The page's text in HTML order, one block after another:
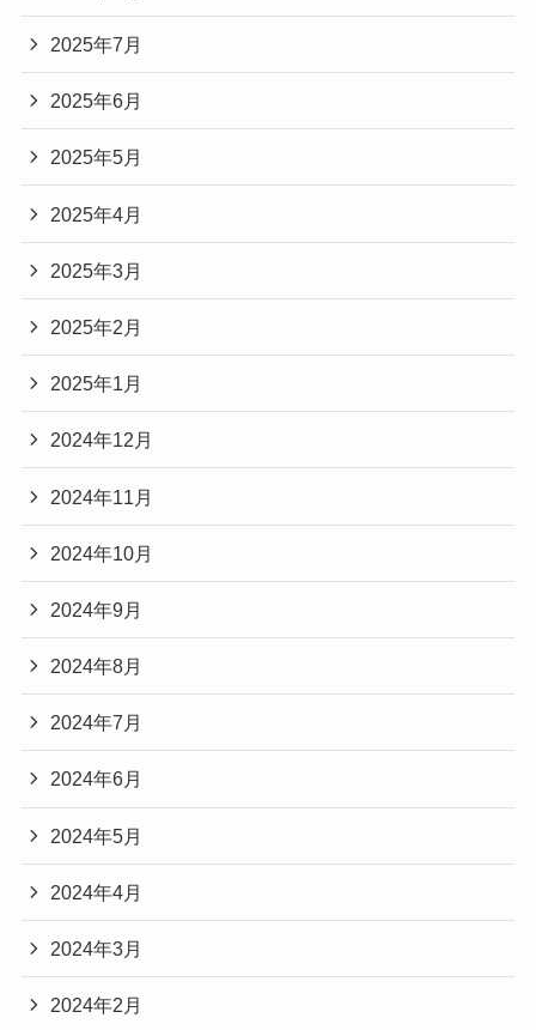
2025年7月
2025年6月
2025年5月
2025年4月
2025年3月
2025年2月
2025年1月
2024年12月
2024年11月
2024年10月
2024年9月
2024年8月
2024年7月
2024年6月
2024年5月
2024年4月
2024年3月
2024年2月